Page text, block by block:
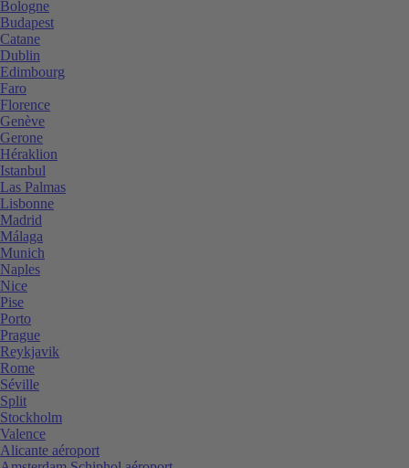
Bologne
Budapest
Catane
Dublin
Edimbourg
Faro
Florence
Genève
Gerone
Héraklion
Istanbul
Las Palmas
Lisbonne
Madrid
Málaga
Munich
Naples
Nice
Pise
Porto
Prague
Reykjavik
Rome
Séville
Split
Stockholm
Valence
Alicante aéroport